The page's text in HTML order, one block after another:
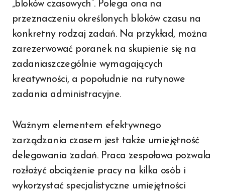
„bloków czasowych”. Polega ona na
przeznaczeniu określonych bloków czasu na
konkretny rodzaj zadań. Na przykład, można
zarezerwować poranek na skupienie się na
zadaniaszczególnie wymagających
kreatywności, a popołudnie na rutynowe
zadania administracyjne.
Ważnym elementem efektywnego
zarządzania czasem jest także umiejętność
delegowania zadań. Praca zespołowa pozwala
rozłożyć obciążenie pracy na kilka osób i
wykorzystać specjalistyczne umiejętności